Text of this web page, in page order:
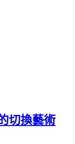
切換藝術